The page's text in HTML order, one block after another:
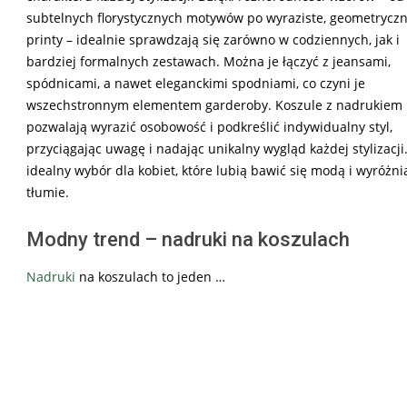
subtelnych florystycznych motywów po wyraziste,
printy – idealnie sprawdzają się zarówno w codziennych, jak i
bardziej formalnych zestawach. Można je łączyć z jeansami,
spódnicami, a nawet eleganckimi spodniami, co czyni je
wszechstronnym elementem garderoby. Koszule z nadrukiem
pozwalają wyrazić osobowość i podkreślić indywidualny styl,
przyciągając uwagę i nadając unikalny wygląd każdej
idealny wybór dla kobiet, które lubią bawić się modą i
tłumie.
Modny trend – nadruki na koszulach
Nadruki na koszulach to jeden …